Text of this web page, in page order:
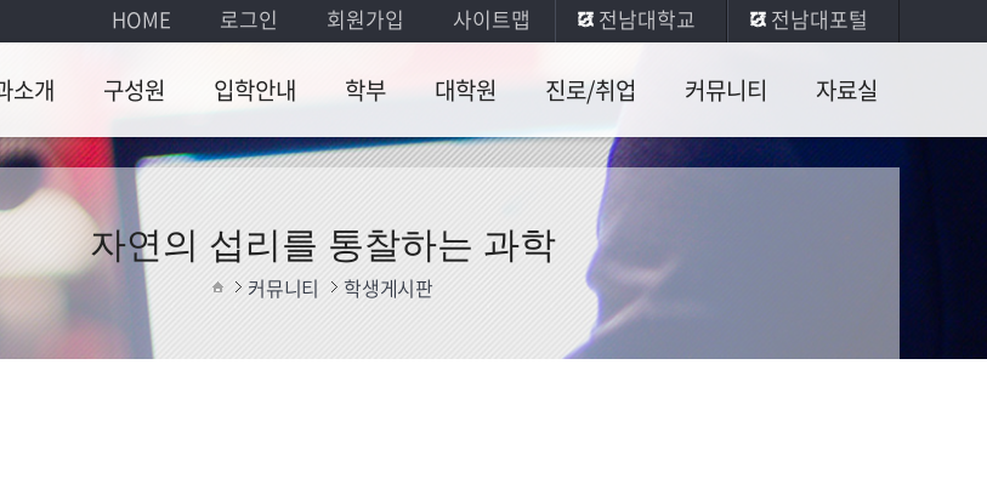
HOME 로그인 회원가입 사이트맵 전남대학교 전남대포털
소개
인사말
시는길
구성원
교수
명예교수
강의교수
행정팀
입학안내 학부
교육과
정
대학원
졸업인증
대학원서
진로/취업
진로현황
취업수기
취업현황
커뮤니티
콜로퀴엄
자료실
자연의 섭리를 통찰하는 과학
커뮤니티 학생게시판